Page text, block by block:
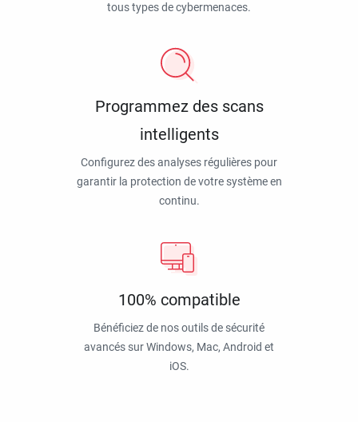
tous types de cybermenaces.
Programmez des scans
intelligents
Configurez des analyses régulières pour
garantir la protection de votre système en
continu.
100% compatible
Bénéficiez de nos outils de sécurité
avancés sur Windows, Mac, Android et
iOS.